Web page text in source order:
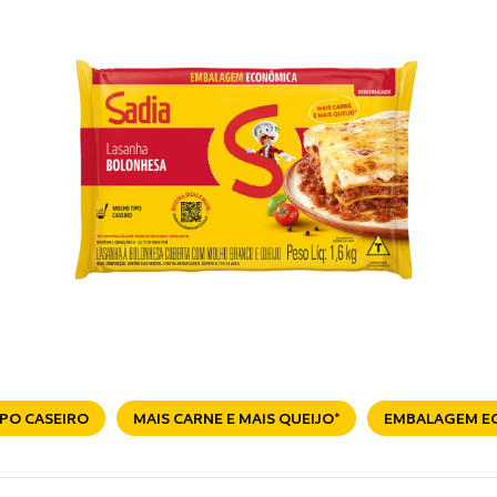
CASEIRO MAIS CARNE E MAIS QUEIJO* EMBALAGEM